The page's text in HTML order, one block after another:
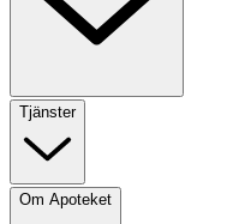
Tjänster
Om Apoteket